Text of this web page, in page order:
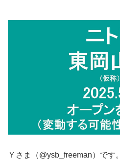
Ｙさま（@ysb_freeman）です。